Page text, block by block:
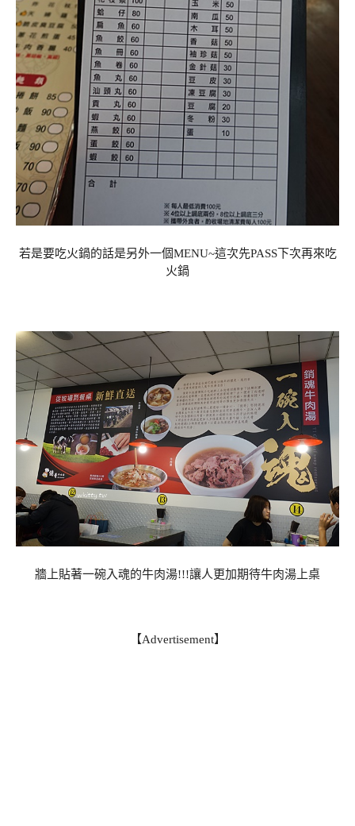
若是要吃火鍋的話是另外一個MENU~這次先PASS下次再來吃
火鍋
牆上貼著一碗入魂的牛肉湯!!!讓人更加期待牛肉湯上桌
【Advertisement】